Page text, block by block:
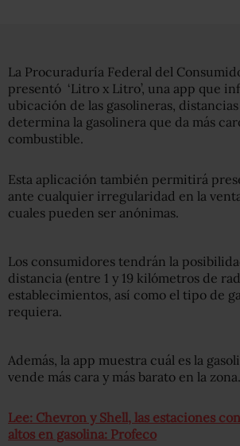
La Procuraduría Federal del
presentó ‘Litro x Litro’, una app que
ubicación de las gasolineras,
determina la gasolinera que da más
combustible.
Esta aplicación también permitirá
ante cualquier irregularidad en la
cuales pueden ser anónimas.
Los consumidores tendrán la
distancia (entre 1 y 19 kilómetros de
establecimientos, así como el tipo de
requiera.
Además, la app muestra cuál es la
vende más cara y más barato en la zona.
Lee: Chevron y Shell, las estaciones
altos en gasolina: Profeco